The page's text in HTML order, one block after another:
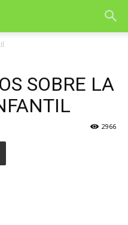
SOBRE LA
2966